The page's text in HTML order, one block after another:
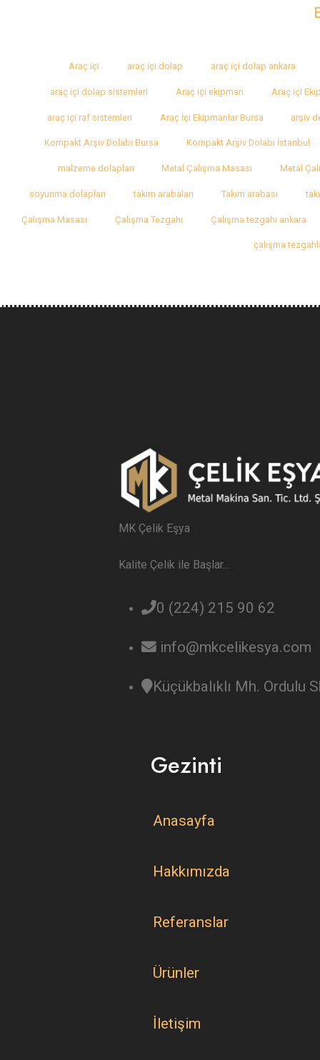
Araç içi araç içi dolap araç içi dolap ankara
araç içi dolap sistemleri Araç içi ekipman Araç içi
araç içi raf sistemleri Araç İçi Ekipmanlar Bursa arşiv
Kompakt Arşiv Dolabı Bursa Kompakt Arşiv Dolabı İstanbul
malzeme dolapları Metal Çalışma Masası Metal
soyunma dolapları takım arabaları Takım arabası
Çalışma Masası Çalışma Tezgahı Çalışma tezgahı ankara
çalışma
MK Çelik Eşya
Kalite Çelik ile Başlar…
0 (224) 215 90 62
info@mkcelikesya.com
Küçükbalıklı Mh. Ordulu
Gezinti
Anasayfa
Hakkımızda
Referanslar
Ürünler
İletişim